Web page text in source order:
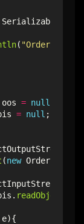
Serializable
( "Order类的初
oos = null
= null ;
(new Order());
. readObject
e){